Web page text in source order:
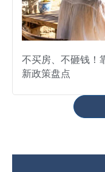
不买房、不砸钱！
新政策盘点